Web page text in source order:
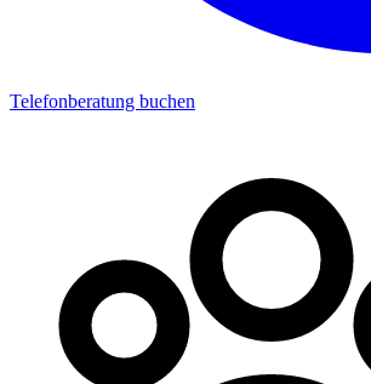
Telefonberatung buchen